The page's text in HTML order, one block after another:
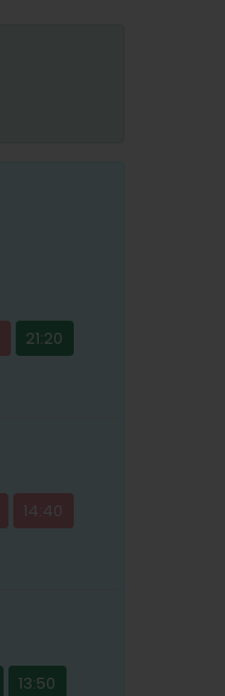
21:20
14:40
13:50